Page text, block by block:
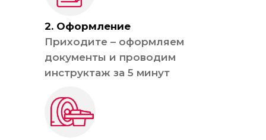
2. Оформление
Приходите – оформляем
документы и проводим
инструктаж за 5 минут